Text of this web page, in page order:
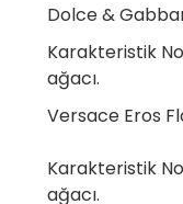
Dolce &
Karakteristik
ağacı.
Versace Eros
Karakteristik
ağacı.